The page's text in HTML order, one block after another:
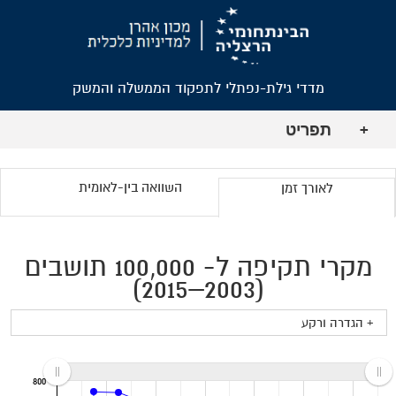
מדדי גילת-נפתלי לתפקוד הממשלה והמשק
+ תפריט
לאורך זמן השוואה בין-לאומית
מקרי תקיפה ל- 100,000 תושבים
(2003–2015)
+ הגדרה ורקע
800